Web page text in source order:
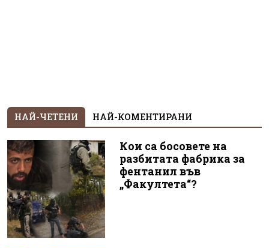
НАЙ-ЧЕТЕНИ НАЙ-КОМЕНТИРАНИ
Кои са босовете на
разбитата фабрика за
фентанил във
„Факултета“?